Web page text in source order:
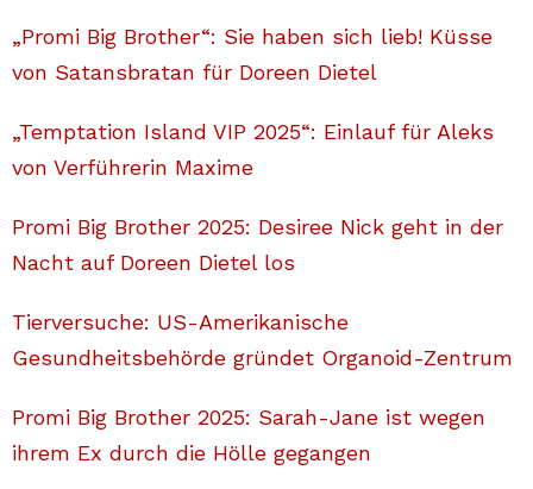
„Promi Big Brother“: Sie haben sich lieb! Küsse
von Satansbratan für Doreen Dietel
„Temptation Island VIP 2025“: Einlauf für Aleks
von Verführerin Maxime
Promi Big Brother 2025: Desiree Nick geht in der
Nacht auf Doreen Dietel los
Tierversuche: US-Amerikanische
Gesundheitsbehörde gründet Organoid-Zentrum
Promi Big Brother 2025: Sarah-Jane ist wegen
ihrem Ex durch die Hölle gegangen